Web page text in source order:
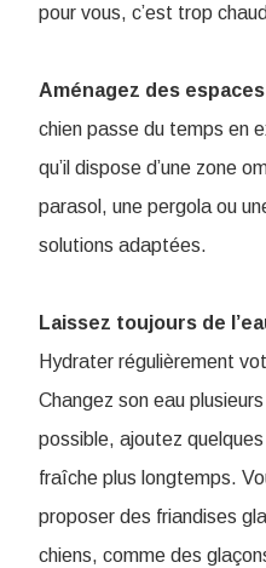
pour vous, c’est trop
Aménagez des
chien passe du temps en
qu’il dispose d’une zone
parasol, une pergola ou
solutions adaptées.
Laissez toujours de
Hydrater régulièrement
Changez son eau
possible, ajoutez
fraîche plus longtemps.
proposer des friandises
chiens, comme des